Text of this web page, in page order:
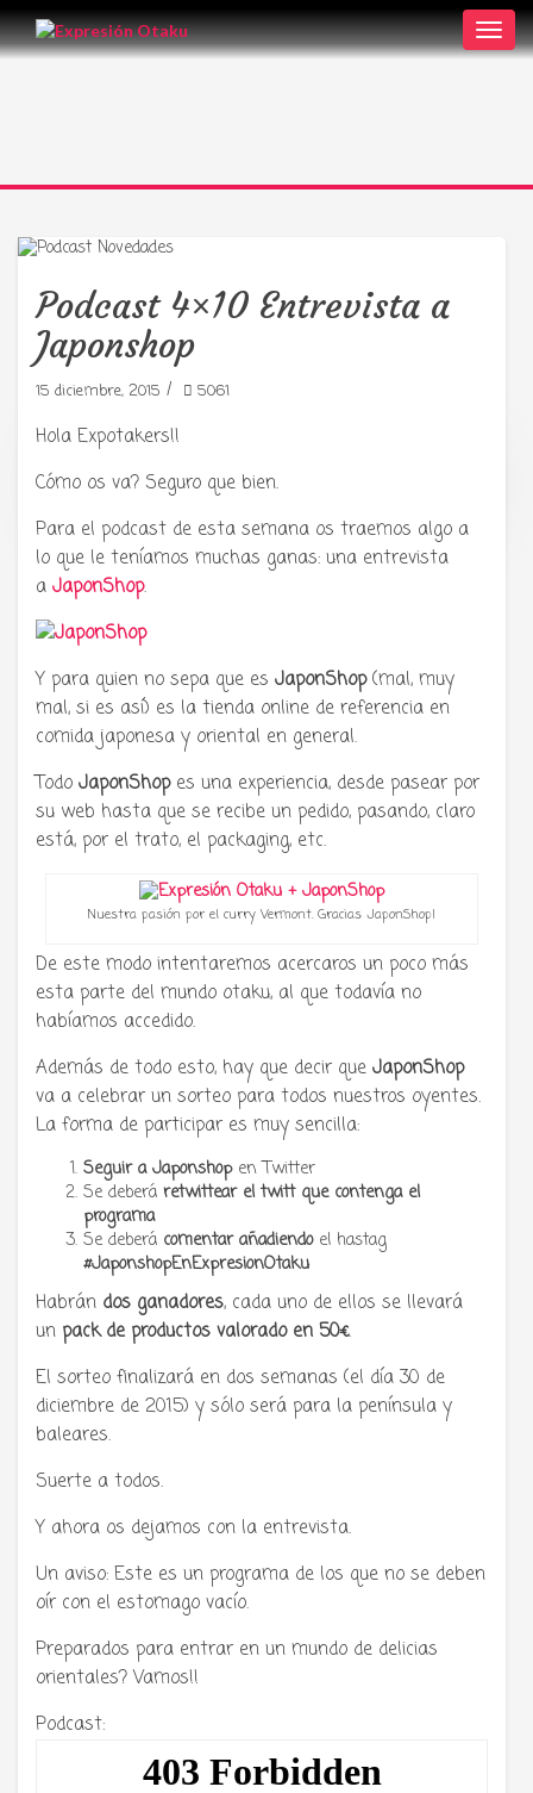
Tu radio y podcast sobre manga,
anime y cultura japonesa ツ
Podcast 4×10 Entrevista a
Japonshop
15 diciembre, 2015 / 5061
Hola Expotakers!!
Cómo os va? Seguro que bien.
Para el podcast de esta semana os traemos algo a
lo que le teníamos muchas ganas: una entrevista
a JaponShop.
Y para quien no sepa que es JaponShop(mal, muy
mal, si es así) es la tienda online de referencia en
comida japonesa y oriental en general.
Todo JaponShopes una experiencia, desde pasear por
su web hasta que se recibe un pedido, pasando, claro
está, por el trato, el packaging, etc.
Nuestra pasión por el curry Vermont. Gracias JaponShop!
De este modo intentaremos acercaros un poco más
esta parte del mundo otaku, al que todavía no
habíamos accedido.
Además de todo esto, hay que decir que JaponShop
va a celebrar un sorteo para todos nuestros oyentes.
La forma de participar es muy sencilla:
Seguir a Japonshopen Twitter
Se deberá retwittear el twitt que contenga el
programa
Se deberá comentar añadiendoel hastag
#JaponshopEnExpresionOtaku
Habrán dos ganadores, cada uno de ellos se llevará
un pack de productos valorado en 50€.
El sorteo finalizará en dos semanas (el día 30 de
diciembre de 2015) y sólo será para la península y
baleares.
Suerte a todos.
Y ahora os dejamos con la entrevista.
Un aviso: Este es un programa de los que no se deben
oír con el estomago vacío.
Preparados para entrar en un mundo de delicias
orientales? Vamos!!
Podcast: